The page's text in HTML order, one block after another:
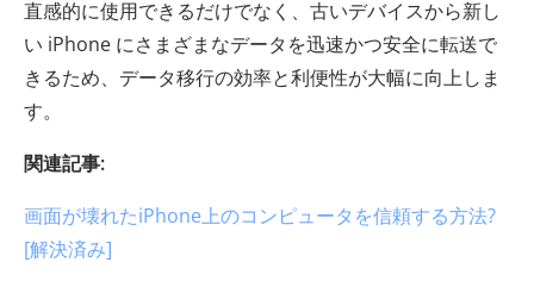
直感的に使用できるだけでなく、古いデバイスから新し
い iPhone にさまざまなデータを迅速かつ安全に転送で
きるため、データ移行の効率と利便性が大幅に向上しま
す。
関連記事:
画面が壊れたiPhone上のコンピュータを信頼する方法?
[解決済み]